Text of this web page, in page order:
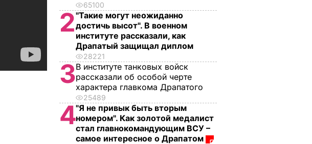
65100
2"Такие могут неожиданно
достичь высот". В военном
институте рассказали, как
Драпатый защищал диплом
28221
3В институте танковых войск
рассказали об особой черте
характера главкома Драпатого
25489
4"Я не привык быть вторым
номером". Как золотой медалист
стал главнокомандующим ВСУ –
самое интересное о Драпатом